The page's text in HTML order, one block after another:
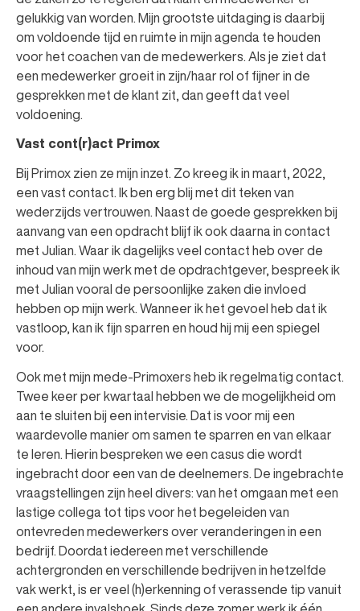
gelukkig van worden. Mijn grootste uitdaging is daarbij
om voldoende tijd en ruimte in mijn agenda te houden
voor het coachen van de medewerkers. Als je ziet dat
een medewerker groeit in zijn/haar rol of fijner in de
gesprekken met de klant zit, dan geeft dat veel
voldoening.
Vast cont(r)act Primox
Bij Primox zien ze mijn inzet. Zo kreeg ik in maart, 2022,
een vast contact. Ik ben erg blij met dit teken van
wederzijds vertrouwen. Naast de goede gesprekken bij
aanvang van een opdracht blijf ik ook daarna in contact
met Julian. Waar ik dagelijks veel contact heb over de
inhoud van mijn werk met de opdrachtgever, bespreek ik
met Julian vooral de persoonlijke zaken die invloed
hebben op mijn werk. Wanneer ik het gevoel heb dat ik
vastloop, kan ik fijn sparren en houd hij mij een spiegel
voor.
Ook met mijn mede-Primoxers heb ik regelmatig contact.
Twee keer per kwartaal hebben we de mogelijkheid om
aan te sluiten bij een intervisie. Dat is voor mij een
waardevolle manier om samen te sparren en van elkaar
te leren. Hierin bespreken we een casus die wordt
ingebracht door een van de deelnemers. De ingebrachte
vraagstellingen zijn heel divers: van het omgaan met een
lastige collega tot tips voor het begeleiden van
ontevreden medewerkers over veranderingen in een
bedrijf. Doordat iedereen met verschillende
achtergronden en verschillende bedrijven in hetzelfde
vak werkt, is er veel (h)erkenning of verassende tip vanuit